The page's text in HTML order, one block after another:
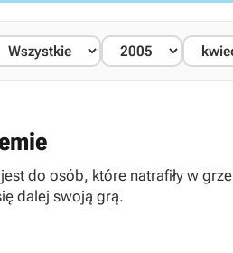
do osób, które natrafiły w
dalej swoją grą.